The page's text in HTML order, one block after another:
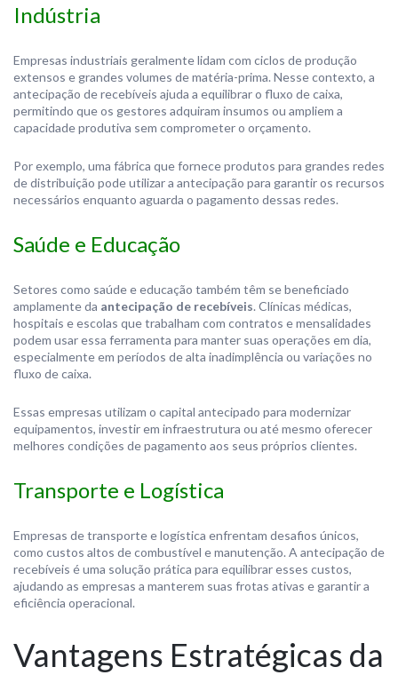
Indústria
Empresas industriais geralmente lidam com ciclos de produção
extensos e grandes volumes de matéria-prima. Nesse contexto, a
antecipação de recebíveis ajuda a equilibrar o fluxo de caixa,
permitindo que os gestores adquiram insumos ou ampliem a
capacidade produtiva sem comprometer o orçamento.
Por exemplo, uma fábrica que fornece produtos para grandes redes
de distribuição pode utilizar a antecipação para garantir os recursos
necessários enquanto aguarda o pagamento dessas redes.
Saúde e Educação
Setores como saúde e educação também têm se beneficiado
amplamente da antecipação de recebíveis. Clínicas médicas,
hospitais e escolas que trabalham com contratos e mensalidades
podem usar essa ferramenta para manter suas operações em dia,
especialmente em períodos de alta inadimplência ou variações no
fluxo de caixa.
Essas empresas utilizam o capital antecipado para modernizar
equipamentos, investir em infraestrutura ou até mesmo oferecer
melhores condições de pagamento aos seus próprios clientes.
Transporte e Logística
Empresas de transporte e logística enfrentam desafios únicos,
como custos altos de combustível e manutenção. A antecipação de
recebíveis é uma solução prática para equilibrar esses custos,
ajudando as empresas a manterem suas frotas ativas e garantir a
eficiência operacional.
Vantagens Estratégicas da